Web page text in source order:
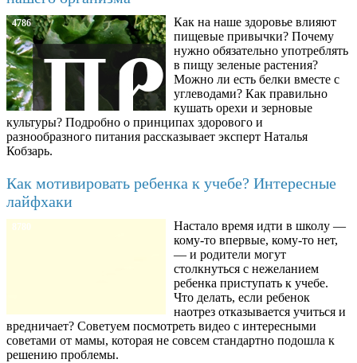
4786
Как на наше здоровье влияют
пищевые привычки? Почему
нужно обязательно употреблять
в пищу зеленые растения?
Можно ли есть белки вместе с
углеводами? Как правильно
кушать орехи и зерновые
культуры? Подробно о принципах здорового и
разнообразного питания рассказывает эксперт Наталья
Кобзарь.
Как мотивировать ребенка к учебе? Интересные
лайфхаки
8780
Настало время идти в школу —
кому-то впервые, кому-то нет,
— и родители могут
столкнуться с нежеланием
ребенка приступать к учебе.
Что делать, если ребенок
наотрез отказывается учиться и
вредничает? Советуем посмотреть видео с интересными
советами от мамы, которая не совсем стандартно подошла к
решению проблемы.